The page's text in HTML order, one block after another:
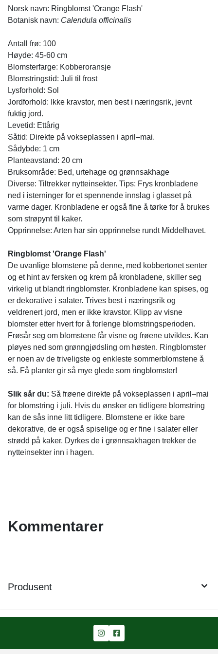
Norsk navn: Ringblomst 'Orange Flash'
Botanisk navn: Calendula officinalis
Antall frø: 100
Høyde: 45-60 cm
Blomsterfarge: Kobberoransje
Blomstringstid: Juli til frost
Lysforhold: Sol
Jordforhold: Ikke kravstor, men best i næringsrik, jevnt
fuktig jord.
Levetid: Ettårig
Såtid: Direkte på vokseplassen i april–mai.
Sådybde: 1 cm
Planteavstand: 20 cm
Bruksområde: Bed, urtehage og grønnsakhage
Diverse: Tiltrekker nytteinsekter. Tips: Frys kronbladene
ned i isterninger for et spennende innslag i glasset på
varme dager. Kronbladene er også fine å tørke for å brukes
som strøpynt til kaker.
Opprinnelse: Arten har sin opprinnelse rundt Middelhavet.
Ringblomst 'Orange Flash'
De uvanlige blomstene på denne, med kobbertonet senter
og et hint av fersken og krem på kronbladene, skiller seg
virkelig ut blandt ringblomster. Kronbladene kan spises, og
er dekorative i salater. Trives best i næringsrik og
veldrenert jord, men er ikke kravstor. Klipp av visne
blomster etter hvert for å forlenge blomstringsperioden.
Frøsår seg om blomstene får visne og frøene utvikles. Kan
pløyes ned som grønngjødsling om høsten. Ringblomster
er noen av de triveligste og enkleste sommerblomstene å
så. Få planter gir så mye glede som ringblomster!
Slik sår du: Så frøene direkte på vokseplassen i april–mai
for blomstring i juli. Hvis du ønsker en tidligere blomstring
kan de sås inne litt tidligere. Blomstene er ikke bare
dekorative, de er også spiselige og er fine i salater eller
strødd på kaker. Dyrkes de i grønnsakhagen trekker de
nytteinsekter inn i hagen.
Kommentarer
Produsent